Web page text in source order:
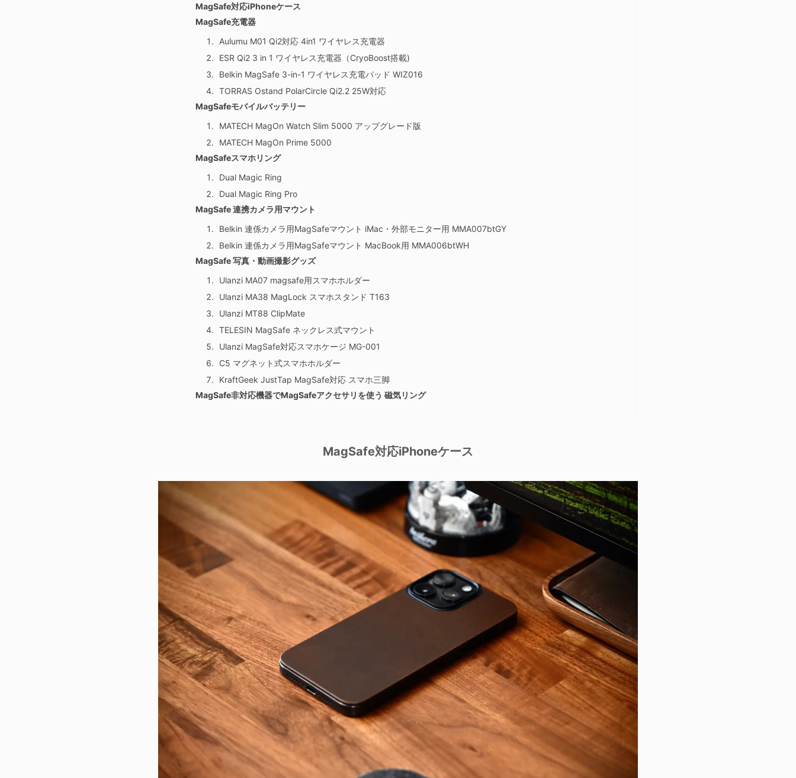
MagSafe対応iPhoneケース
MagSafe充電器
Aulumu M01 Qi2対応 4in1 ワイヤレス充電器
ESR Qi2 3 in 1 ワイヤレス充電器（CryoBoost搭載)
Belkin MagSafe 3-in-1 ワイヤレス充電パッド WIZ016
TORRAS Ostand PolarCircle Qi2.2 25W対応
MagSafeモバイルバッテリー
MATECH MagOn Watch Slim 5000 アップグレード版
MATECH MagOn Prime 5000
MagSafeスマホリング
Dual Magic Ring
Dual Magic Ring Pro
MagSafe 連携カメラ用マウント
Belkin 連係カメラ用MagSafeマウント iMac・外部モニター用 MMA007btGY
Belkin 連係カメラ用MagSafeマウント MacBook用 MMA006btWH
MagSafe 写真・動画撮影グッズ
Ulanzi MA07 magsafe用スマホホルダー
Ulanzi MA38 MagLock スマホスタンド T163
Ulanzi MT88 ClipMate
TELESIN MagSafe ネックレス式マウント
Ulanzi MagSafe対応スマホケージ MG-001
C5 マグネット式スマホホルダー
KraftGeek JustTap MagSafe対応 スマホ三脚
MagSafe非対応機器でMagSafeアクセサリを使う 磁気リング
MagSafe対応iPhoneケース